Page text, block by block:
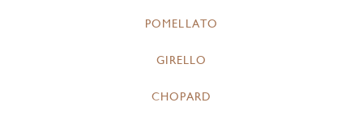
POMELLATO
GIRELLO
CHOPARD